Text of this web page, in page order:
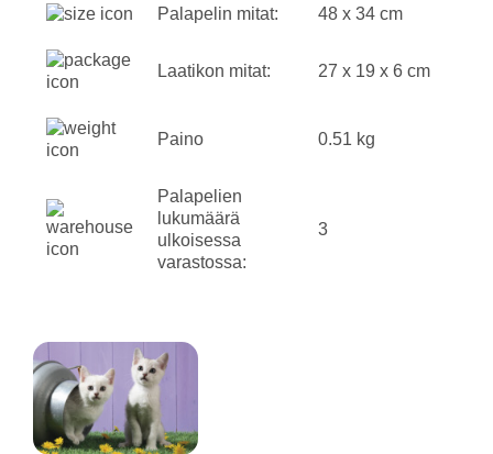
Palapelin mitat: 48 x 34 cm
Laatikon mitat: 27 x 19 x 6 cm
Paino 0.51 kg
Palapelien
lukumäärä
ulkoisessa
varastossa:
3